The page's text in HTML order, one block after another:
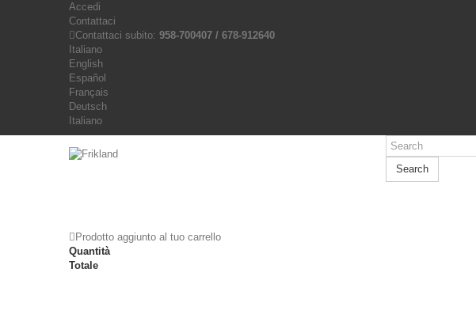
Accedi
Contattaci
Contattaci subito: 958-700407 / 678-912640
Italiano
English
Español
Français
Deutsch
Italiano
Search
Prodotto aggiunto al tuo carrello
Quantità
Totale